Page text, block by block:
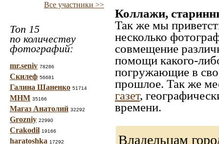
Все участники >>
Топ 15
по количеству
фотографий:
mr.seniv 78286
Скилеф 56681
Галина Шаненко 51714
МНМ 35166
Магаз Анатолий 32292
Grozniy 22990
Crakodil 19166
haratoshka 17292
Коллажи,
Так же мы
несколько
совмещение
помощи какого-
погружающие в
прошлое. Так же
газет,
времени.
Владельцам